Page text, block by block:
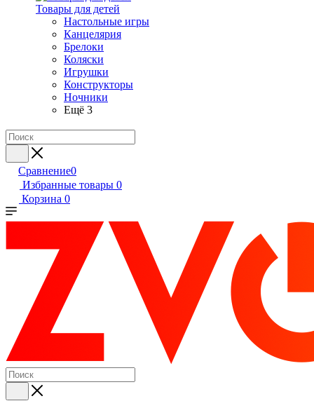
Товары для детей
Настольные игры
Канцелярия
Брелоки
Коляски
Игрушки
Конструкторы
Ночники
Ещё 3
Сравнение0
Избранные товары 0
Корзина 0